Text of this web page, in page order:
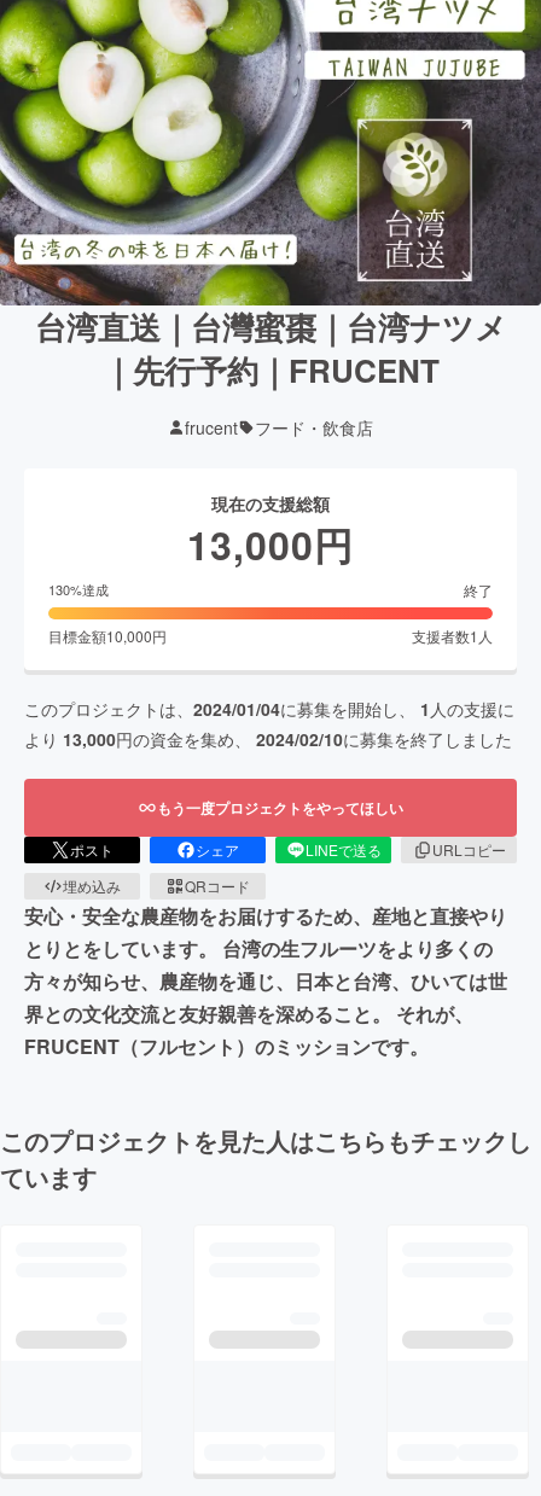
台湾直送｜台灣蜜棗｜台湾ナツメ
｜先行予約｜FRUCENT
frucent フード・飲食店
現在の支援総額
13,000円
130%達成 終了
目標金額10,000円 支援者数1 人
このプロジェクトは、 2024/01/04に募集を開始し、 1 人の支援に
より 13,000円の資金を集め、 2024/02/10に募集を終了しました
もう一度プロジェクトをやってほしい
ポスト シェア LINEで送る
URLコピー
埋め込み
QRコード
安心・安全な農産物をお届けするため、産地と直接やり
とりとをしています。 台湾の生フルーツをより多くの
方々が知らせ、農産物を通じ、日本と台湾、ひいては世
界との文化交流と友好親善を深めること。 それが、
FRUCENT（フルセント）のミッションです。
このプロジェクトを見た人はこちらもチェックし
ています